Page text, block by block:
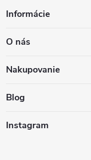
p
ä
Informácie
O nás
Nakupovanie
Blog
Instagram